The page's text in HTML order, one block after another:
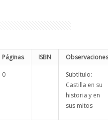
Páginas ISBN Observaciones
0
Subtítulo:
Castilla en su
historia y en
sus mitos